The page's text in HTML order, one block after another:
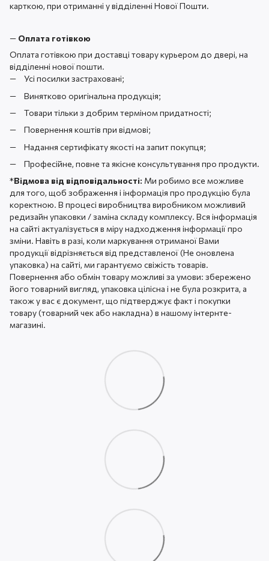
карткою, при отриманні у відділенні Нової Пошти.
— Оплата готівкою
Оплата готівкою при доставці товару курьером до двері, на
відділенні нової пошти.
Усі посилки застраховані;
Винятково оригінальна продукція;
Товари тільки з добрим терміном придатності;
Повернення коштів при відмові;
Надання сертифікату якості на запит покупця;
Професійне, повне та якісне консультування про продукти.
*Відмова від відповідальності: Ми робимо все можливе
для того, щоб зображення і інформація про продукцію була
коректною. В процесі виробництва виробником можливий
редизайн упаковки / заміна складу комплексу. Вся інформація
на сайті актуалізується в міру надходження інформації про
зміни. Навіть в разі, коли маркування отриманої Вами
продукції відрізняється від представленої (Не оновлена ​​
упаковка) на сайті, ми гарантуємо свіжість товарів.
Повернення або обмін товару можливі за умови: збережено
його товарний вигляд, упаковка цілісна і не була розкрита, а
також у вас є документ, що підтверджує факт і покупки
товару (товарний чек або накладна) в нашому інтернте-
магазині.